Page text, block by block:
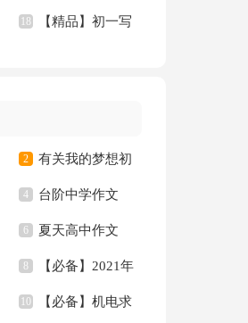
模板8篇
18 【精品】初一写
2 有关我的梦想初
二作文集锦六篇
4 台阶中学作文
6 夏天高中作文
8 【必备】2021年
唯美句子集合90句
10 【必备】机电求